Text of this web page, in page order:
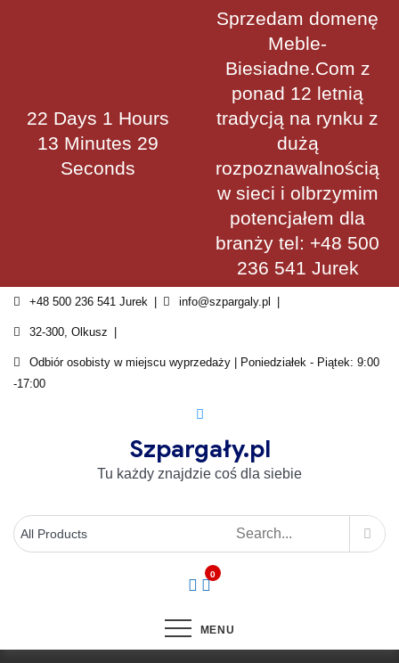
22 Days 1 Hours
13 Minutes 28
Seconds
Sprzedam domenę
Meble-
Biesiadne.Com z
ponad 12 letnią
tradycją na rynku z
dużą
rozpoznawalnością
w sieci i olbrzymim
potencjałem dla
branży tel: +48 500
236 541 Jurek
+48 500 236 541 Jurek info@szpargaly.pl
32-300, Olkusz
Odbiór osobisty w miejscu wyprzedaży | Poniedziałek - Piątek: 9:00
-17:00
Szpargały.pl
Tu każdy znajdzie coś dla siebie
0
MENU